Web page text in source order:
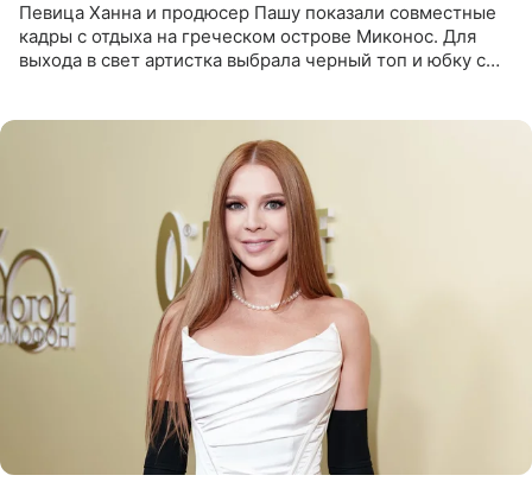
Певица Ханна и продюсер Пашу показали совместные
кадры с отдыха на греческом острове Миконос. Для
выхода в свет артистка выбрала черный топ и юбку с